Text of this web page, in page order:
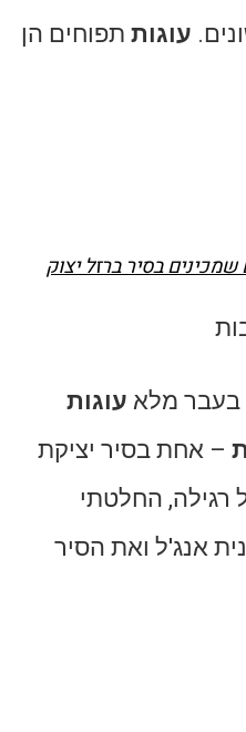
עוגות תפוחים הן
בסיר ברזל יצוק
בעבר מלא עוגות
– אחת בסיר יציקת
רגילה, החלטתי
אנג'ל ואת הסיר